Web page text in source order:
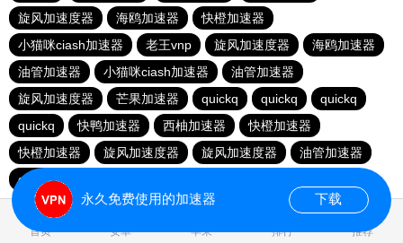
旋风加速度器
海鸥加速器
快橙加速器
小猫咪ciash加速器
老王vnp 旋风加速度器
海鸥加速器
油管加速器
小猫咪ciash加速器
油管加速器
旋风加速度器
芒果加速器 quickq quickq
quickq
quickq
快鸭加速器 西柚加速器
快橙加速器
快橙加速器
旋风加速度器 旋风加速度器
油管加速器
quickq
首页 安卓 苹果 排行 推荐
永久免费使用的加速器 下载
1.176993s